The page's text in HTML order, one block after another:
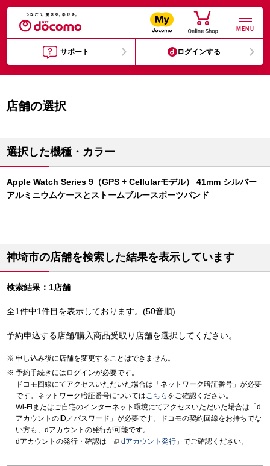
MENU
サポート ログインする
店舗の選択
選択した機種・カラー
Apple Watch Series 9（GPS + Cellularモデル） 41mm シルバー
アルミニウムケースとストームブルースポーツバンド
神埼市の店舗を検索した結果を表示しています
検索結果：1店舗
全1件中1件目を表示しております。(50音順)
予約申込する店舗/購入商品受取り店舗を選択してください。
申し込み後に店舗を変更することはできません。
予約手続きにはログインが必要です。
ドコモ回線にてアクセスいただいた場合は「ネットワーク暗証番号」が必要
です。ネットワーク暗証番号についてはこちら をご確認ください。
Wi-Fiまたはご自宅のインターネット環境にてアクセスいただいた場合は「d
アカウントのID／パスワード」が必要です。ドコモの契約回線をお持ちでな
い方も、dアカウントの発行が可能です。
dアカウントの発行・確認は「
dアカウント発行 」でご確認ください。